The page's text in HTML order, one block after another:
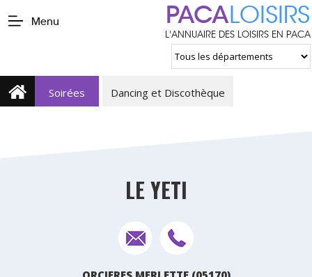
Menu PACALOISIRS
L'ANNUAIRE DES LOISIRS EN PACA
Soirées Dancing et Discothèque
LE YETI